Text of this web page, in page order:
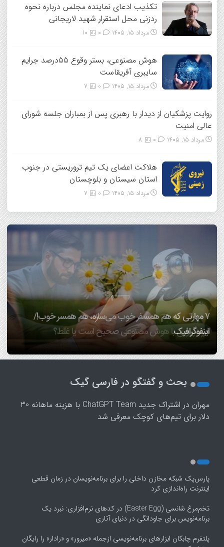
تکذیب ادعای نماینده مجلس درباره نحوه
ردزنی محل استقرار شهید لاریجانی
مرداد ۱۵, ۱۴۰۵ 10
هوش مصنوعی، بستر وقوع 55درصد جرایم
سایبری آفریقاست
مرداد ۱۵, ۱۴۰۵ 7
روایت پزشکیان از دیدار با رهبری پس از بمباران جلسه شورای
عالی امنیت
مرداد ۱۵, ۱۴۰۵ 8
هلاکت اعضای یک تیم تروریستی در جنوب
استان سیستان و بلوچستان
مرداد ۱۵, ۱۴۰۵ 7
فرزندپروری با هوش مصنوعی صحیح است یا غلط؟
7 مهارتی که هم همسفر خوب می‌سازه، هم همسر خوب!/
اینفوگرافیک
دانشمندان بعد از سی سال تحقیق می گویند: عشق هم از قوانین
ریاضی پیروی می‌کند!/ ویدئو
آیا اضطراب داشتن، ژنتیکی است؟ متخصص سلامت روان
پاسخ می‌دهد
بهترین شیوه گفت‌وگو بین والدین و فرزندان در زمان اختلاف
دیدگاه/ تعادل میان سنت و مدرنیته در خانواده
1
بحث و گفتگو در فارسی گیک
مهران در
اشتراک جدید ChatGPT Team با هزینه ماهانه 30
دلار برای تیم‌های کوچک معرفی شد
پارس‌پک شبکه مخازن داخلی را برای برنامه‌نویسان در زمان قطعی
اینترنت راه‌اندازی کرد
تخم‌مرغ شانسی (Easter Egg) در کدهای نرم‌افزاری: نبرد یک
برنامه‌نویس برای جاودانگی در دنیای آتاری
پلتفرم چابکان ابزارهای برنامه‌نویسی ازجمله «میرور» و «رادار» را رایگان